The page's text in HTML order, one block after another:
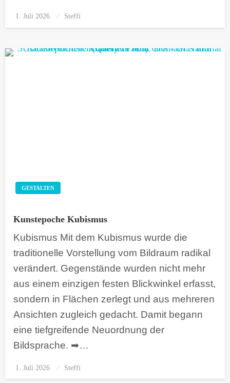
Posted
on
1. Juli 2026 Steffi
GESTALTEN
Kunstepoche Kubismus
Kubismus Mit dem Kubismus wurde die
traditionelle Vorstellung vom Bildraum radikal
verändert. Gegenstände wurden nicht mehr
aus einem einzigen festen Blickwinkel erfasst,
sondern in Flächen zerlegt und aus mehreren
Ansichten zugleich gedacht. Damit begann
eine tiefgreifende Neuordnung der
Bildsprache. ➡…
Posted
on
1. Juli 2026 Steffi